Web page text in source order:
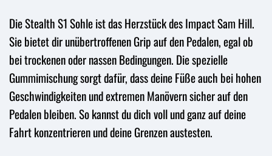
Die Stealth S1 Sohle ist das Herzstück des Impact Sam Hill.
Sie bietet dir unübertroffenen Grip auf den Pedalen, egal ob
bei trockenen oder nassen Bedingungen. Die spezielle
Gummimischung sorgt dafür, dass deine Füße auch bei hohen
Geschwindigkeiten und extremen Manövern sicher auf den
Pedalen bleiben. So kannst du dich voll und ganz auf deine
Fahrt konzentrieren und deine Grenzen austesten.